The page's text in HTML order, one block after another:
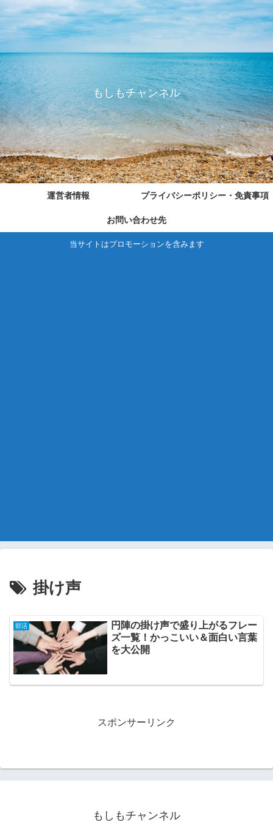
もしもチャンネル
運営者情報 プライバシーポリシー・免責事項
お問い合わせ先
当サイトはプロモーションを含みます
掛け声
部活
円陣の掛け声で盛り上がるフレー
ズ一覧！かっこいい＆面白い言葉
を大公開
スポンサーリンク
もしもチャンネル